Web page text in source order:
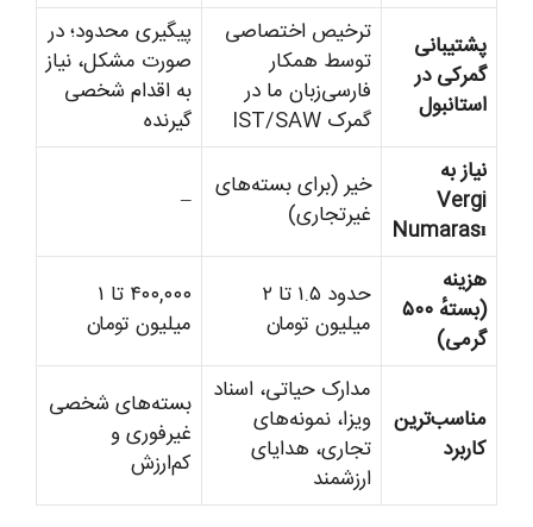
پشتیبانی
گمرکی در
استانبول
ترخیص اختصاصی
توسط همکار
فارسی‌زبان ما در
گمرک IST/SAW
پیگیری محدود؛ در
صورت مشکل، نیاز
به اقدام شخصی
گیرنده
نیاز به
Vergi
Numarası
خیر (برای بسته‌های
غیرتجاری)
–
هزینه
(بستهٔ ۵۰۰
گرمی)
حدود ۱.۵ تا ۲
میلیون تومان
۴۰۰,۰۰۰ تا ۱
میلیون تومان
مناسب‌ترین
کاربرد
مدارک حیاتی، اسناد
ویزا، نمونه‌های
تجاری، هدایای
ارزشمند
بسته‌های شخصی
غیرفوری و
کم‌ارزش